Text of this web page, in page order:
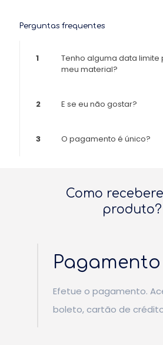
Perguntas frequentes
1
Tenho alguma data limite
meu material?
2 E se eu não gostar?
3 O pagamento é único?
Como
produto?
Pagamento
Efetue o pagamento.
boleto, cartão de crédito